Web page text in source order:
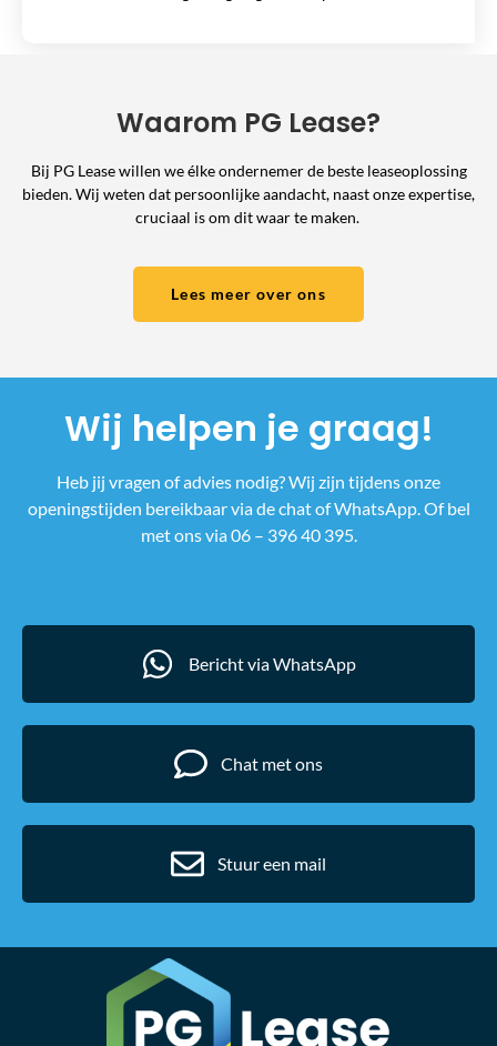
Waarom PG Lease?
Bij PG Lease willen we élke ondernemer de beste leaseoplossing
bieden. Wij weten dat persoonlijke aandacht, naast onze expertise,
cruciaal is om dit waar te maken.
Lees meer over ons
Wij helpen je graag!
Heb jij vragen of advies nodig? Wij zijn tijdens onze
openingstijden bereikbaar via de chat of WhatsApp. Of bel
met ons via 06 – 396 40 395.
Bericht via WhatsApp
Chat met ons
Stuur een mail